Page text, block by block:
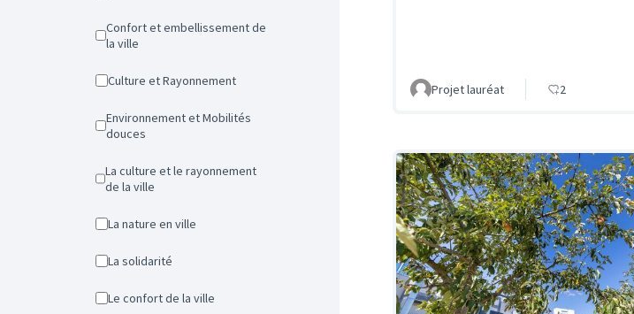
Confort et embellissement de
la ville
Culture et Rayonnement
Environnement et Mobilités
douces
La culture et le rayonnement
de la ville
La nature en ville
La solidarité
Le confort de la ville
Projet lauréat 2